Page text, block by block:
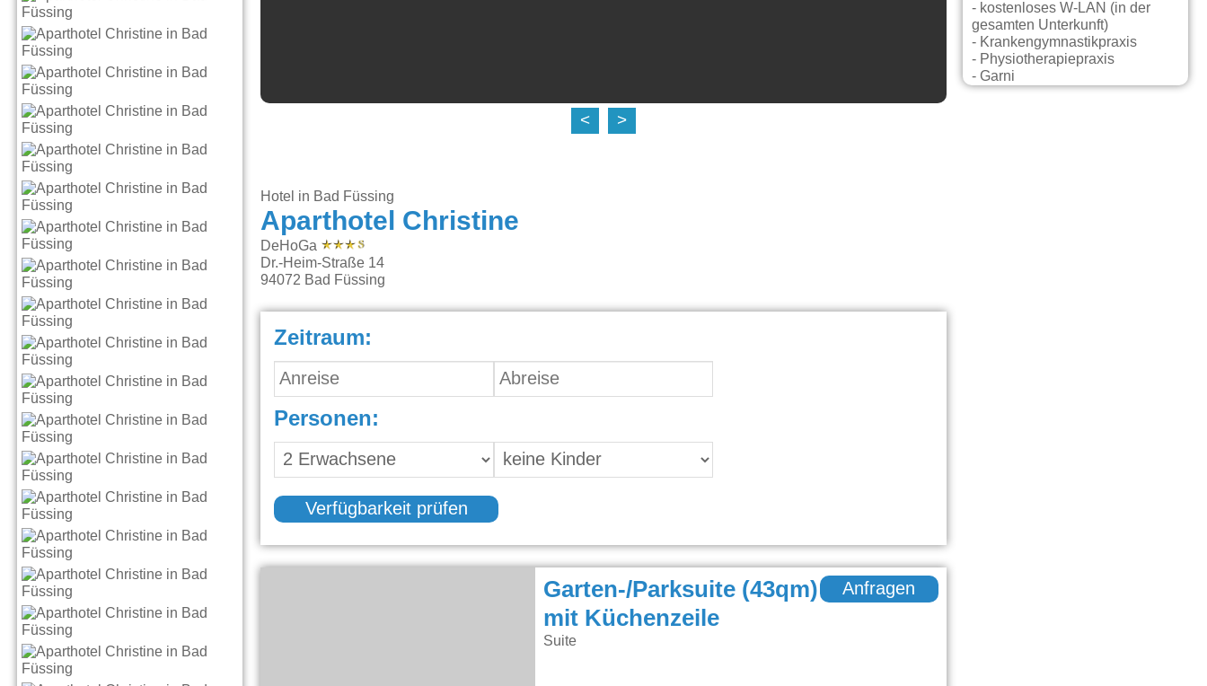
< >
Hotel in Bad Füssing
Aparthotel Christine
DeHoGa
Dr.-Heim-Straße 14
94072 Bad Füssing
Zeitraum:
Personen:
Verfügbarkeit prüfen
Garten-/Parksuite (43qm)
mit Küchenzeile
Suite
Anfragen
- kostenloses W-LAN (in der
gesamten Unterkunft)
- Krankengymnastikpraxis
- Physiotherapiepraxis
- Garni